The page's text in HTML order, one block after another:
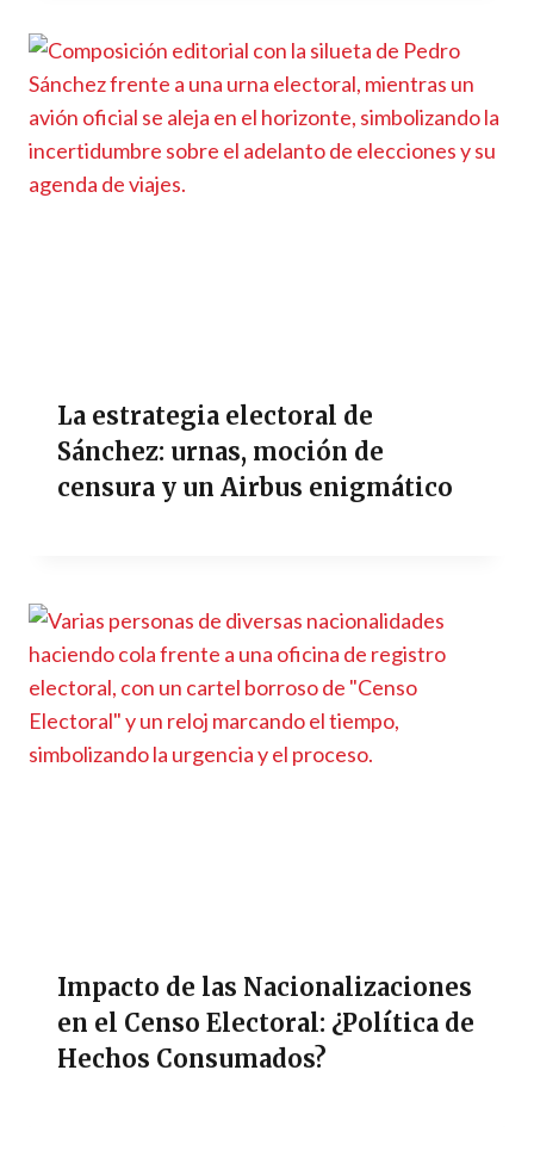
La estrategia electoral de
Sánchez: urnas, moción de
censura y un Airbus enigmático
Impacto de las Nacionalizaciones
en el Censo Electoral: ¿Política de
Hechos Consumados?